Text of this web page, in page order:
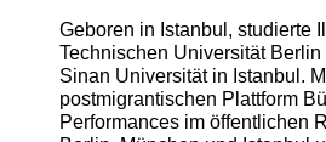
Geboren in Istanbul, studierte
Technischen Universität
Sinan Universität in Istanbul.
postmigrantischen Plattform
Performances im öffentlichen